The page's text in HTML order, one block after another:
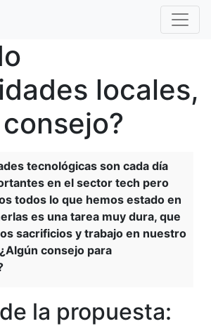
locales,
tecnológicas son cada día
en el sector tech pero
todos lo que hemos estado en
es una tarea muy dura, que
sacrificios y trabajo en nuestro
consejo para
la propuesta: